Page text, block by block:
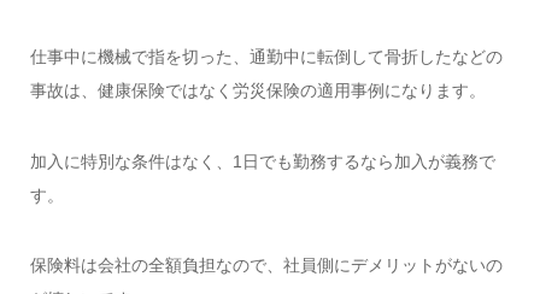
仕事中に機械で指を切った、通勤中に転倒して骨折したなどの
事故は、健康保険ではなく労災保険の適用事例になります。
加入に特別な条件はなく、1日でも勤務するなら加入が義務で
す。
保険料は会社の全額負担なので、社員側にデメリットがないの